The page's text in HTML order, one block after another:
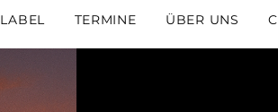
LABEL TERMINE ÜBER UNS